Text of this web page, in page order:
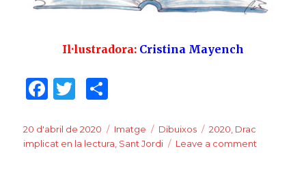
Il·lustradora: Cristina Mayench
F
c
e
T
it
te
m
p
Posted
on
20 d'abril de 2020 Format
Imatge Categories
Dibuixos Tags
2020 Drac
implicat en la lectura Sant Jordi Leave a comment